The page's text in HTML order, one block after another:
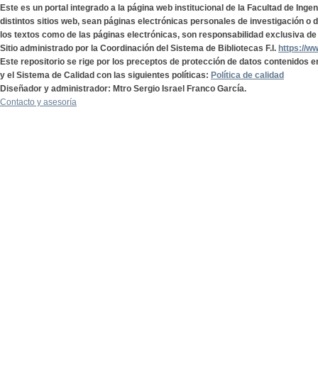
Este es un portal integrado a la página web institucional de la Facultad de
distintos sitios web, sean páginas electrónicas personales de investigación o
los textos como de las páginas electrónicas, son responsabilidad exclusiva
Sitio administrado por la Coordinación del Sistema de Bibliotecas F.I. https://
Este repositorio se rige por los preceptos de protección de datos contenidos
y el Sistema de Calidad con las siguientes políticas: Política de calidad
Diseñador y administrador: Mtro Sergio Israel Franco García.
Contacto y asesoría